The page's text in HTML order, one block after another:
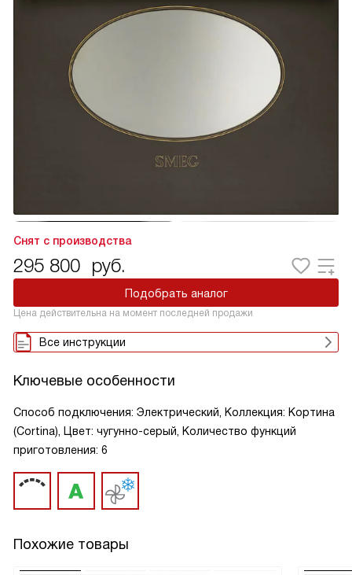
Снят с производства
295 800 руб.
Подобрать аналог
Цена действительна на момент последней продажи
Все инструкции
Ключевые особенности
Способ подключения: Электрический, Коллекция: Кортина
(Cortina), Цвет: чугунно-серый, Количество функций
приготовления: 6
Похожие товары